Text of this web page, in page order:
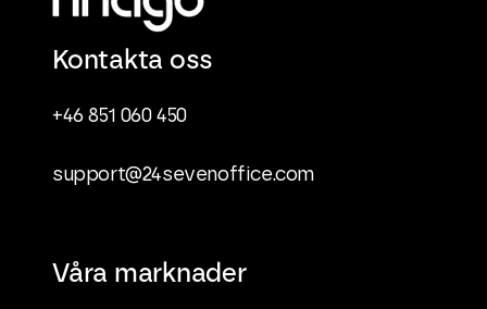
Kontakta oss
+46 851 060 450
support@24sevenoffice.com
Våra marknader